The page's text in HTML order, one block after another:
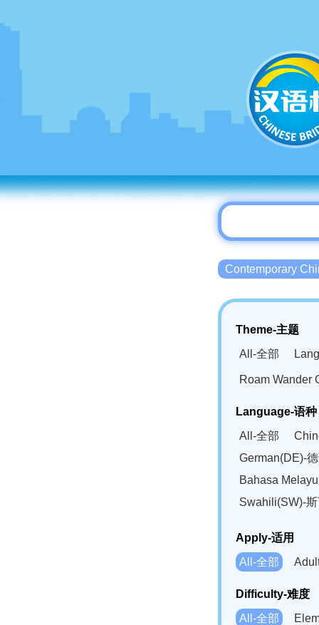
Contemporary
Theme-主题
All-全部
Roam Wander
Language-语种
All-全部
German(DE)-
Bahasa
Swahili(SW)-
Apply-适用
All-全部
Difficulty-难度
All-全部